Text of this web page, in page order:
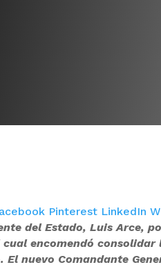
Pinterest LinkedIn
del Estado, Luis Arce,
encomendó consolidar
El nuevo Comandante